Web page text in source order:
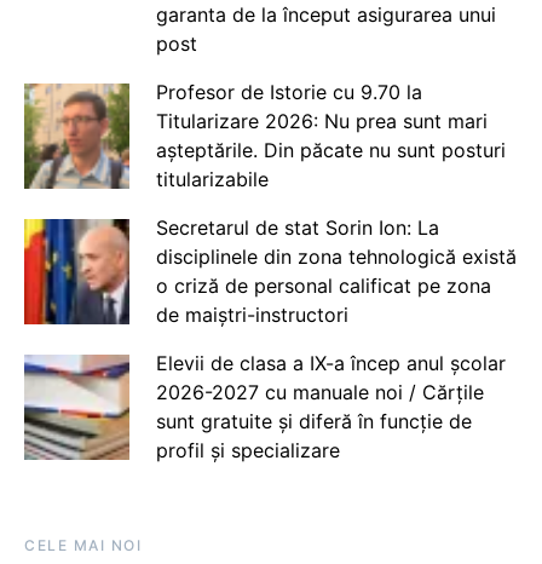
garanta de la început asigurarea unui
post
Profesor de Istorie cu 9.70 la
Titularizare 2026: Nu prea sunt mari
așteptările. Din păcate nu sunt posturi
titularizabile
Secretarul de stat Sorin Ion: La
disciplinele din zona tehnologică există
o criză de personal calificat pe zona
de maiștri-instructori
Elevii de clasa a IX-a încep anul școlar
2026-2027 cu manuale noi / Cărțile
sunt gratuite și diferă în funcție de
profil și specializare
CELE MAI NOI